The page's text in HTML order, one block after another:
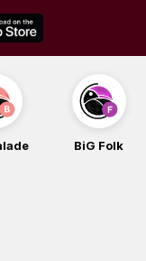
BiG Folk